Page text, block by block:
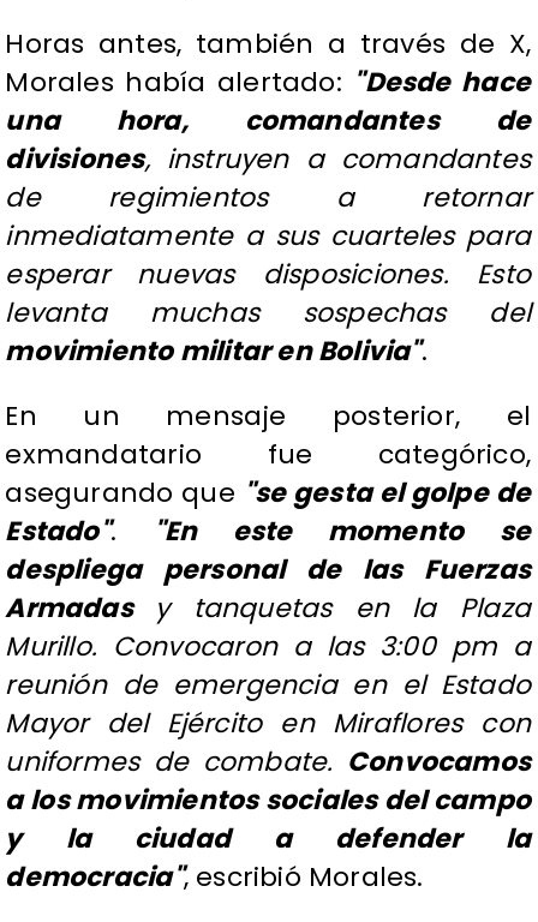
Horas antes, también a través de X,
Morales había alertado: "Desde hace
una hora, comandantes de
divisiones, instruyen a comandantes
de regimientos a retornar
inmediatamente a sus cuarteles para
esperar nuevas disposiciones. Esto
levanta muchas sospechas del
movimiento militar en Bolivia".
En un mensaje posterior, el
exmandatario fue categórico,
asegurando que "se gesta el golpe de
Estado".
"En este momento se
despliega personal de las Fuerzas
Armadas y tanquetas en la Plaza
Murillo. Convocaron a las 3:00 pm a
reunión de emergencia en el Estado
Mayor del Ejército en Miraflores con
uniformes de combate. Convocamos
a los movimientos sociales del campo
y la ciudad a defender la
democracia", escribió Morales.